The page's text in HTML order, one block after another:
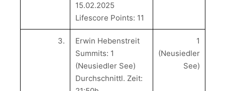
15.02.2025
Lifescore Points: 11
3.
Erwin Hebenstreit
Summits: 1
(Neusiedler See)
Durchschnittl. Zeit:
1
(Neusiedler
See)